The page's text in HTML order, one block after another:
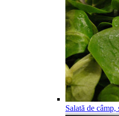
Salată de